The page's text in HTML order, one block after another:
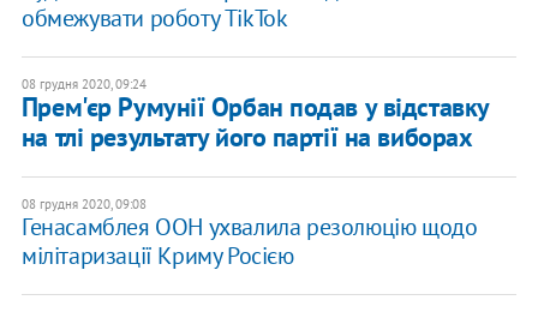
обмежувати роботу TikTok
08 грудня 2020, 09:24
Прем'єр Румунії Орбан подав у відставку
на тлі результату його партії на виборах
08 грудня 2020, 09:08
Генасамблея ООН ухвалила резолюцію щодо
мілітаризації Криму Росією